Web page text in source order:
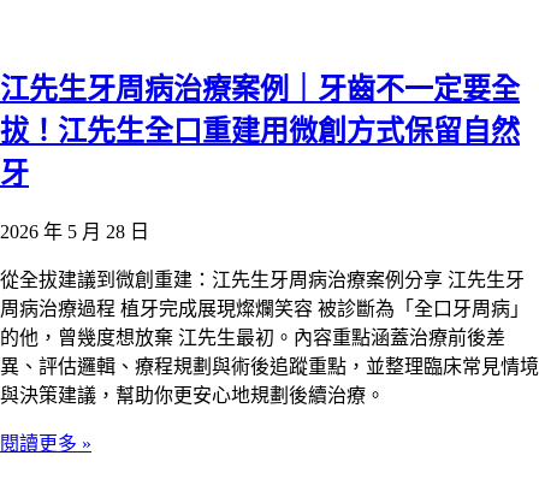
江先生牙周病治療案例｜牙齒不一定要全
拔！江先生全口重建用微創方式保留自然
牙
2026 年 5 月 28 日
從全拔建議到微創重建：江先生牙周病治療案例分享 江先生牙
周病治療過程 植牙完成展現燦爛笑容 被診斷為「全口牙周病」
的他，曾幾度想放棄 江先生最初。內容重點涵蓋治療前後差
異、評估邏輯、療程規劃與術後追蹤重點，並整理臨床常見情境
與決策建議，幫助你更安心地規劃後續治療。
閱讀更多 »